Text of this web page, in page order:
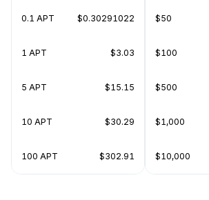
0.1 APT $0.30291022
1 APT $3.03
5 APT $15.15
10 APT $30.29
100 APT $302.91
$50
$100
$500
$1,000
$10,000